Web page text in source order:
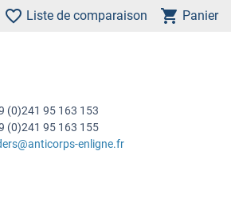
Liste de comparaison Panier
(0)241 95 163 153
(0)241 95 163 155
enligne.fr